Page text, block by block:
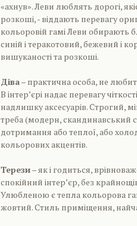
«ахнув». Леви люблять дорогі,
розкоші, - віддають перевагу
кольоровій гамі Леви обирають
синій і теракотовий, бежевий і
вишуканості та розкоші.
Діва– практична особа, не
В інтер’єрі надає перевагу
надлишку аксесуарів. Строгий,
треба (модерн, скандинавський
дотримання або теплої, або
кольорових акцентів.
Терези– як і годиться,
спокійний інтер’єр, без
Улюбленою є тепла кольорова
жовтий. Стиль приміщення,